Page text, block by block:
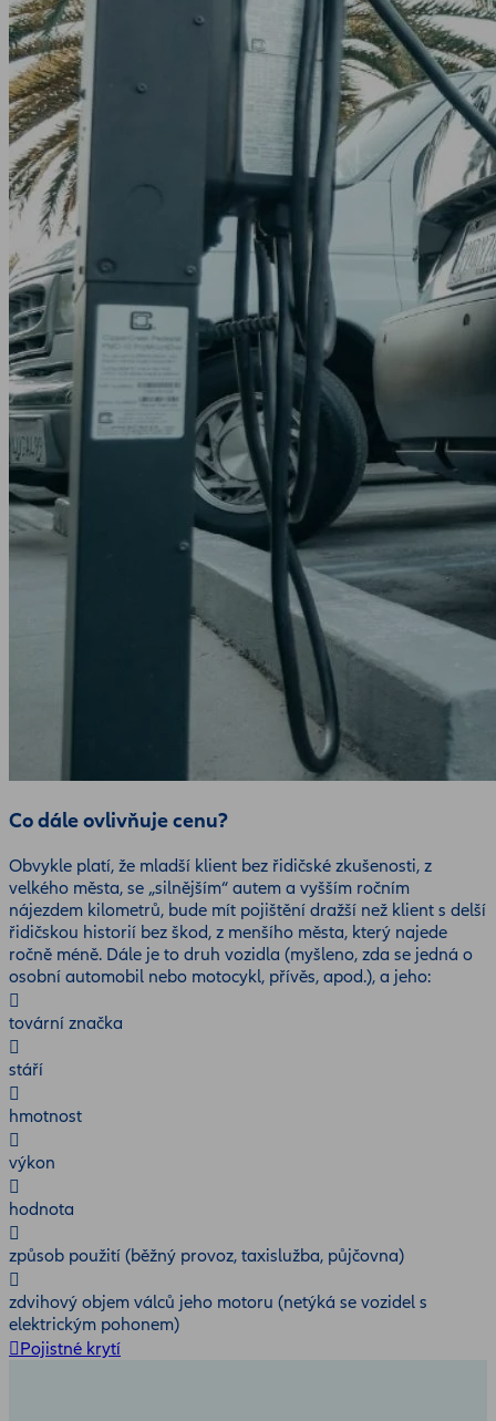
Co dále ovlivňuje cenu?
Obvykle platí, že mladší klient bez řidičské zkušenosti, z
velkého města, se „silnějším“ autem a vyšším ročním
nájezdem kilometrů, bude mít pojištění dražší než klient s delší
řidičskou historií bez škod, z menšího města, který najede
ročně méně. Dále je to druh vozidla (myšleno, zda se jedná o
osobní automobil nebo motocykl, přívěs, apod.), a jeho:
tovární značka
stáří
hmotnost
výkon
hodnota
způsob použití (běžný provoz, taxislužba, půjčovna)
zdvihový objem válců jeho motoru (netýká se vozidel s
elektrickým pohonem)
Pojistné krytí